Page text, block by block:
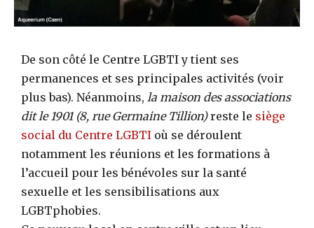
De son côté le Centre LGBTI y tient ses
permanences et ses principales activités (voir
plus bas). Néanmoins, la maison des associations
dit le 1901 (8, rue Germaine Tillion)reste le siège
social du Centre LGBTI où se déroulent
notamment les réunions et les formations à
l’accueil pour les bénévoles sur la santé
sexuelle et les sensibilisations aux
LGBTphobies.